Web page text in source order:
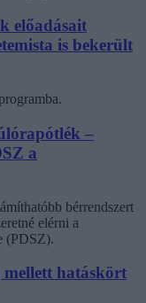
előadásait
is bekerült
–
a
bérrendszert
elérni a
(PDSZ).
mellett hatáskört